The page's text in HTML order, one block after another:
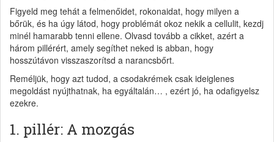
Figyeld meg tehát a felmenőidet, rokonaidat, hogy milyen a
bőrük, és ha úgy látod, hogy problémát okoz nekik a cellulit, kezdj
minél hamarabb tenni ellene. Olvasd tovább a cikket, azért a
három pillérért, amely segíthet neked is abban, hogy
hosszútávon visszaszorítsd a narancsbőrt.
Reméljük, hogy azt tudod, a csodakrémek csak ideiglenes
megoldást nyújthatnak, ha egyáltalán… , ezért jó, ha odafigyelsz
ezekre.
1. pillér: A mozgás